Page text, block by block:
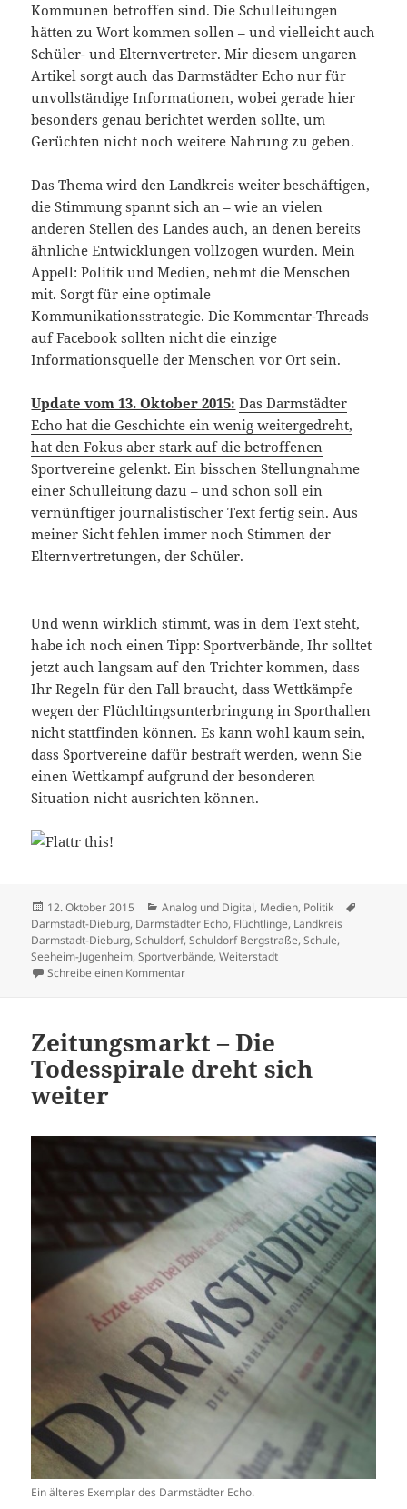
Kommunen betroffen sind. Die Schulleitungen
hätten zu Wort kommen sollen – und vielleicht auch
Schüler- und Elternvertreter. Mir diesem ungaren
Artikel sorgt auch das Darmstädter Echo nur für
unvollständige Informationen, wobei gerade hier
besonders genau berichtet werden sollte, um
Gerüchten nicht noch weitere Nahrung zu geben.
Das Thema wird den Landkreis weiter beschäftigen,
die Stimmung spannt sich an – wie an vielen
anderen Stellen des Landes auch, an denen bereits
ähnliche Entwicklungen vollzogen wurden. Mein
Appell: Politik und Medien, nehmt die Menschen
mit. Sorgt für eine optimale
Kommunikationsstrategie. Die Kommentar-Threads
auf Facebook sollten nicht die einzige
Informationsquelle der Menschen vor Ort sein.
Update vom 13. Oktober 2015: Das Darmstädter
Echo hat die Geschichte ein wenig weitergedreht,
hat den Fokus aber stark auf die betroffenen
Sportvereine gelenkt. Ein bisschen Stellungnahme
einer Schulleitung dazu – und schon soll ein
vernünftiger journalistischer Text fertig sein. Aus
meiner Sicht fehlen immer noch Stimmen der
Elternvertretungen, der Schüler.
Und wenn wirklich stimmt, was in dem Text steht,
habe ich noch einen Tipp: Sportverbände, Ihr solltet
jetzt auch langsam auf den Trichter kommen, dass
Ihr Regeln für den Fall braucht, dass Wettkämpfe
wegen der Flüchltingsunterbringung in Sporthallen
nicht stattfinden können. Es kann wohl kaum sein,
dass Sportvereine dafür bestraft werden, wenn Sie
einen Wettkampf aufgrund der besonderen
Situation nicht ausrichten können.
Veröffentlicht
am
12. Oktober 2015 Kategorien
Analog und Digital, Medien, Politik
Darmstadt-Dieburg, Darmstädter Echo, Flüchtlinge, Landkreis
Darmstadt-Dieburg,Schuldorf,Schuldorf Bergstraße,Schule,
Seeheim-Jugenheim,Sportverbände,Weiterstadt
Schreibe einen Kommentarzu Wenn die Schulturnhalle zur
Zeitungsmarkt – Die
Todesspirale dreht sich
weiter
Ein älteres Exemplar des Darmstädter Echo.